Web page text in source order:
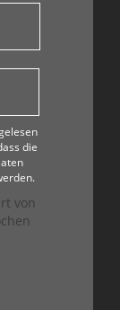
die
von